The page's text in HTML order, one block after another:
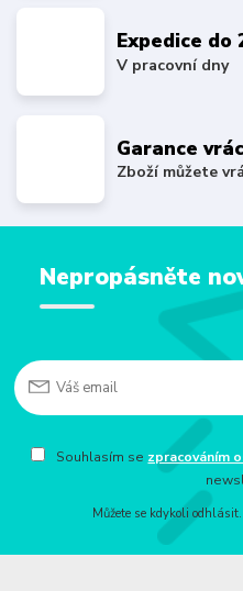
Expedice do
V pracovní dny
Garance
Zboží můžete
Nepropásněte
Souhlasím se zpracováním
Můžete se kdykoli